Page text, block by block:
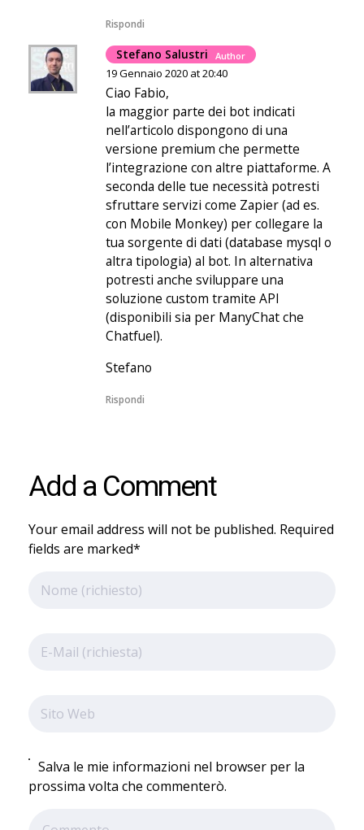
Rispondi
Stefano Salustri Author
19 Gennaio 2020 at 20:40
Ciao Fabio,
la maggior parte dei bot indicati
nell’articolo dispongono di una
versione premium che permette
l’integrazione con altre piattaforme. A
seconda delle tue necessità potresti
sfruttare servizi come Zapier (ad es.
con Mobile Monkey) per collegare la
tua sorgente di dati (database mysql o
altra tipologia) al bot. In alternativa
potresti anche sviluppare una
soluzione custom tramite API
(disponibili sia per ManyChat che
Chatfuel).
Stefano
Rispondi
Add a Comment
Your email address will not be published. Required
fields are marked*
Salva le mie informazioni nel browser per la
prossima volta che commenterò.